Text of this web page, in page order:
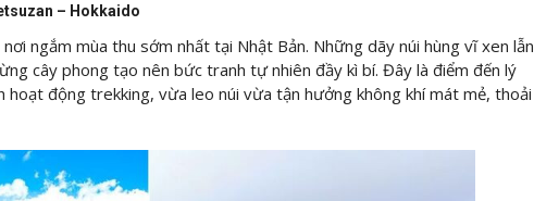
– Hokkaido
ngắm mùa thu sớm nhất tại Nhật Bản. Những dãy núi hùng vĩ xen lẫn
cây phong tạo nên bức tranh tự nhiên đầy kì bí. Đây là điểm đến lý
hoạt động trekking, vừa leo núi vừa tận hưởng không khí mát mẻ, thoải